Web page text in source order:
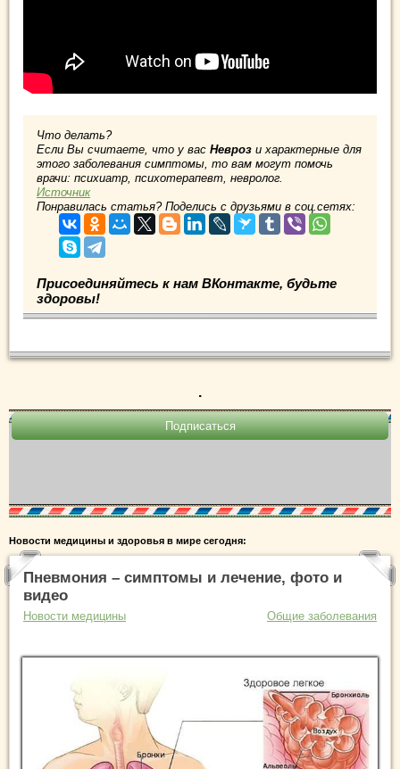
Что делать?
Если Вы считаете, что у вас Невроз и характерные для
этого заболевания симптомы, то вам могут помочь
врачи: психиатр, психотерапевт, невролог.
Источник
Понравилась статья? Поделись с друзьями в соц.сетях:
Присоединяйтесь к нам ВКонтакте, будьте
здоровы!
.
Новости медицины и здоровья в мире сегодня:
Пневмония – симптомы и лечение, фото и
видео
Новости медицины Общие заболевания